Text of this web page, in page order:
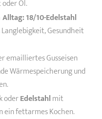
Öl.
Alltag:18/10-Edelstahl
Gesundheit
emailliertes Gusseisen
Wärmespeicherung und
oderEdelstahlmit
fettarmes Kochen.